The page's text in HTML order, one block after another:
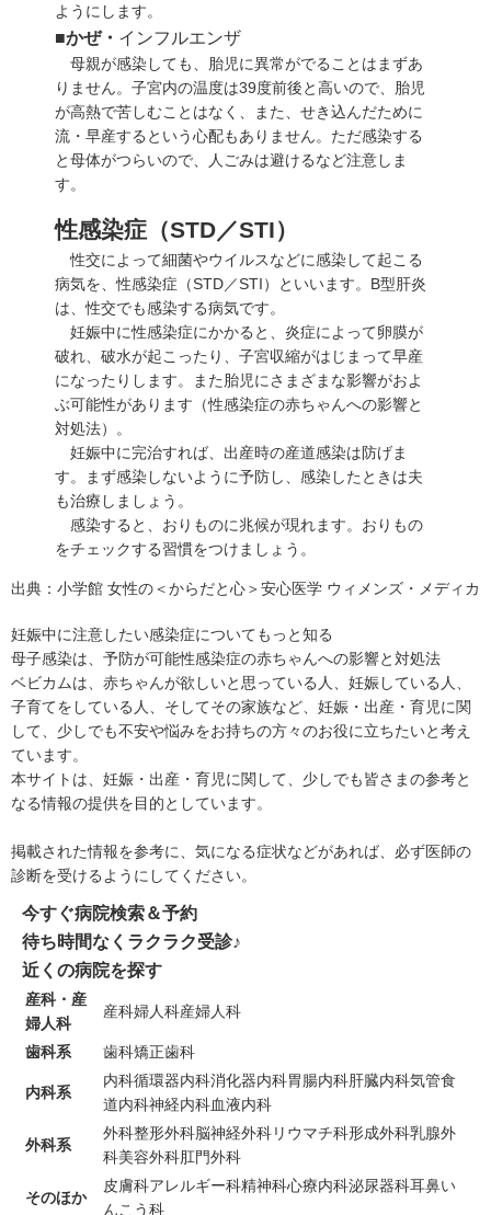
ようにします。
■かぜ・ インフルエンザ
母親が感染しても、胎児に異常がでることはまずあ
りません。子宮内の温度は39度前後と高いので、胎児
が高熱で苦しむことはなく、また、せき込んだために
流・早産するという心配もありません。ただ感染する
と母体がつらいので、人ごみは避けるなど注意しま
す。
性感染症（STD／STI）
性交によって細菌やウイルスなどに感染して起こる
病気を、性感染症 （STD／STI）といいます。B型肝炎
は、性交でも感染する病気です。
妊娠中に性感染症にかかると、炎症によって卵膜が
破れ、破水が起こったり、子宮収縮がはじまって早産
になったりします。また胎児にさまざまな影響がおよ
ぶ可能性があります（性感染症の赤ちゃんへの影響と
対処法）。
妊娠中に完治すれば、出産時の産道感染は防げま
す。まず感染しないように予防し、感染したときは夫
も治療しましょう。
感染すると、おりものに兆候が現れます。おりもの
をチェックする習慣をつけましょう。
出典： 小学館 女性の＜からだと心＞安心医学 ウィメンズ・メディカ
妊娠中に注意したい感染症についてもっと知る
母子感染は、予防が可能性感染症の赤ちゃんへの影響と対処法
ベビカムは、赤ちゃんが欲しいと思っている人、妊娠している人、
子育てをしている人、そしてその家族など、妊娠・出産・育児に関
して、少しでも不安や悩みをお持ちの方々のお役に立ちたいと考え
ています。
本サイトは、妊娠・出産・育児に関して、少しでも皆さまの参考と
なる情報の提供を目的としています。
掲載された情報を参考に、気になる症状などがあれば、必ず医師の
診断を受けるようにしてください。
今すぐ病院検索＆予約
待ち時間なくラクラク受診♪
近くの病院を探す
産科・産
婦人科
産科婦人科産婦人科
歯科系 歯科矯正歯科
内科系
内科循環器内科消化器内科胃腸内科肝臓内科気管食
道内科神経内科血液内科
外科系
外科整形外科脳神経外科リウマチ科形成外科乳腺外
科美容外科肛門外科
そのほか
皮膚科アレルギー科精神科心療内科泌尿器科耳鼻い
んこう科